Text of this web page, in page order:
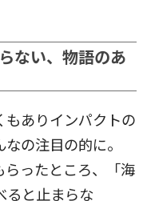
ない、物語のあ
ありインパクトの
の注目の的に。
ったところ、「海
ると止まらな